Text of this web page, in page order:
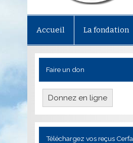
Accueil La fondation
Faire un don
Donnez en ligne
Téléchargez vos reçus Cerfa